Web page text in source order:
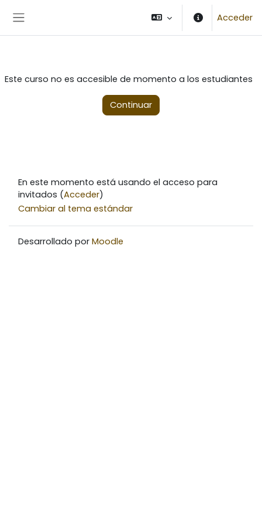
Acceder
Este curso no es accesible de momento a los estudiantes
Continuar
En este momento está usando el acceso para
invitados (Acceder)
Cambiar al tema estándar
Desarrollado por Moodle